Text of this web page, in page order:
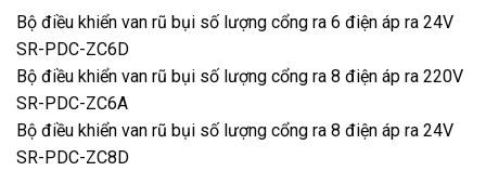
Bộ điều khiển van rũ bụi số lượng cổng ra 6 điện áp ra 24V
SR-PDC-ZC6D
Bộ điều khiển van rũ bụi số lượng cổng ra 8 điện áp ra 220V
SR-PDC-ZC6A
Bộ điều khiển van rũ bụi số lượng cổng ra 8 điện áp ra 24V
SR-PDC-ZC8D